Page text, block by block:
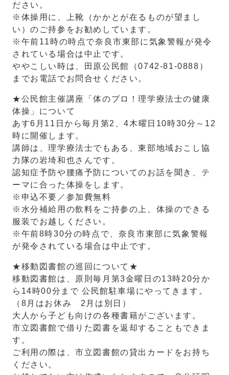
ださい。
※体操用に、上靴（かかとが在るものが望まし
い）のご持参をお勧めしています。
※午前11時の時点で奈良市東部に気象警報が発令
されている場合は中止です。
ややこしい時は、田原公民館（0742-81-0888）
までお電話でお問合せください。
★公民館主催講座「体のプロ！理学療法士の健康
体操」について
あす6月11日から毎月第2、4木曜日10時30分～12
時に開催します。
講師は、理学療法士でもある、東部地域おこし協
力隊の岩埼和也さんです。
認知症予防や腰痛予防についてのお話を聞き、テ
ーマに合った体操をします。
※申込不要／参加費無料
※水分補給用の飲料をご持参の上、体操のできる
服装でお越しください。
※午前8時30分の時点で、奈良市東部に気象警報
が発令されている場合は中止です。
★移動図書館の巡回について★
移動図書館は、原則毎月第3金曜日の13時20分か
ら14時00分まで 公民館駐車場にやってきます。
（8月はお休み 2月は別日）
大人から子ども向けの各種書籍がございます。
市立図書館で借りた図書を返却することもできま
す。
ご利用の際は、市立図書館の貸出カードをお持ち
ください。